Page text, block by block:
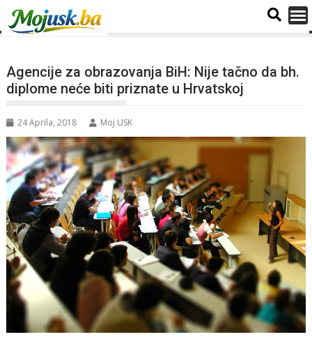
Agencije za obrazovanja BiH: Nije tačno da bh.
diplome neće biti priznate u Hrvatskoj
24 Aprila, 2018 Moj USK